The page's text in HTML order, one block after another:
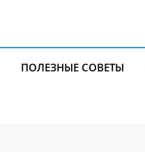
ПОЛЕЗНЫЕ СОВЕТЫ